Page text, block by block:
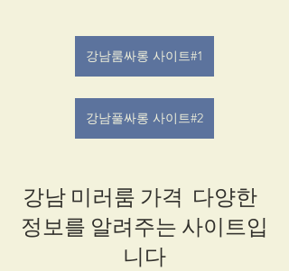
강남룸싸롱 사이트#1
강남풀싸롱 사이트#2
강남 미러룸 가격  다양한
정보를 알려주는 사이트입
니다